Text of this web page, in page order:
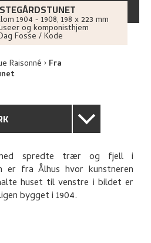
1904 - 1908, 198 x 223 mm
og komponisthjem
Fosse / Kode
Raisonné Fra
BESKRIVELSEspredte trær og fjell i
er fra Ålhus hvor kunstneren
huset til venstre i bildet er
bygget i 1904.